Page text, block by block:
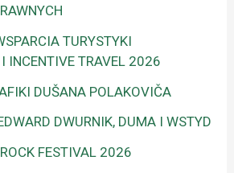
TURYSTYKI
INCENTIVE TRAVEL 2026
DUŠANA POLAKOVIČA
DWURNIK, DUMA I WSTYD
FESTIVAL 2026